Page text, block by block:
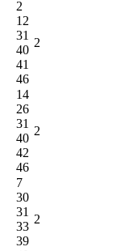
2
12
31
40
41
46
2
14
26
31
40
42
46
2
7
30
31
33
39
2